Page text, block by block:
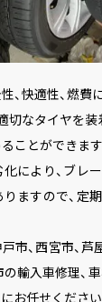
、快適性、燃費
切なタイヤを
ことができます
により、ブレ
ますので、定
市、西宮市、芦
の輸入車修理、
お任せください